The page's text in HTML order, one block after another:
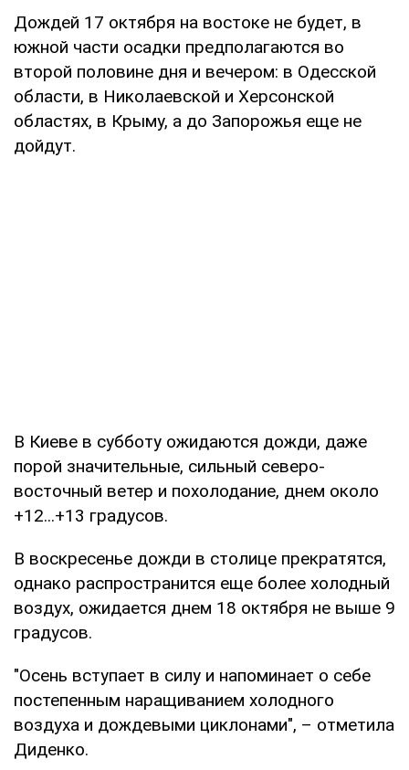
Дождей 17 октября на востоке не будет, в
южной части осадки предполагаются во
второй половине дня и вечером: в Одесской
области, в Николаевской и Херсонской
областях, в Крыму, а до Запорожья еще не
дойдут.
В Киеве в субботу ожидаются дожди, даже
порой значительные, сильный северо-
восточный ветер и похолодание, днем около
+12...+13 градусов.
В воскресенье дожди в столице прекратятся,
однако распространится еще более холодный
воздух, ожидается днем 18 октября не выше 9
градусов.
"Осень вступает в силу и напоминает о себе
постепенным наращиванием холодного
воздуха и дождевыми циклонами", – отметила
Диденко.